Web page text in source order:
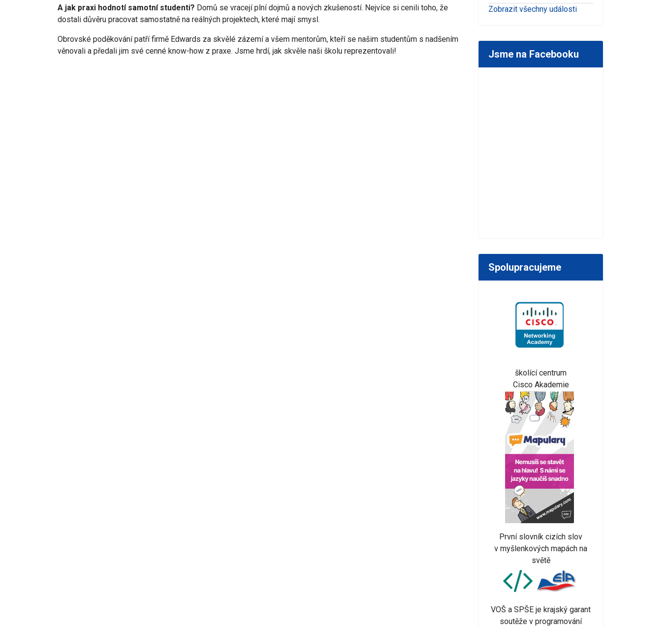
A jak praxi hodnotí samotní studenti? Domů se vracejí plní dojmů a nových zkušeností. Nejvíce si cenili toho, že
dostali důvěru pracovat samostatně na reálných projektech, které mají smysl.
Obrovské poděkování patří firmě Edwards za skvělé zázemí a všem mentorům, kteří se našim studentům s nadšením
věnovali a předali jim své cenné know-how z praxe. Jsme hrdí, jak skvěle naši školu reprezentovali!
Zobrazit všechny události
Jsme na Facebooku
Spolupracujeme
školící centrum
Cisco Akademie
První slovník cizích slov
v myšlenkových mapách na
světě
VOŠ a SPŠE je krajský garant
soutěže v programování